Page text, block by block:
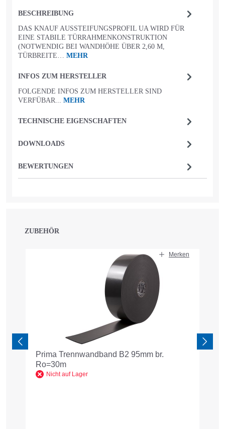
BESCHREIBUNG
DAS KNAUF AUSSTEIFUNGSPROFIL UA WIRD FÜR
EINE STABILE TÜRRAHMENKONSTRUKTION
(NOTWENDIG BEI WANDHÖHE ÜBER 2,60 M,
TÜRBREITE… MEHR
INFOS ZUM HERSTELLER
FOLGENDE INFOS ZUM HERSTELLER SIND
VERFÜBAR... MEHR
TECHNISCHE EIGENSCHAFTEN
DOWNLOADS
BEWERTUNGEN
Produktgalerie überspringen
ZUBEHÖR
Merken
Prima Trennwandband B2 95mm br.
Ro=30m
Nicht auf Lager